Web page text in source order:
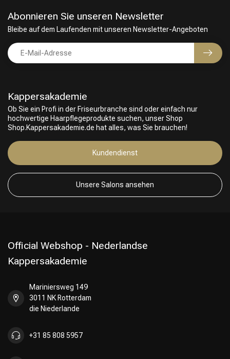
Kappersakademie
Ob Sie ein Profi in der Friseurbranche sind oder einfach nur
hochwertige Haarpflegeprodukte suchen, unser Shop
Shop.Kappersakademie.de hat alles, was Sie brauchen!
Kundendienst
Unsere Salons ansehen
Abonnieren Sie unseren Newsletter
Bleibe auf dem Laufenden mit unseren Newsletter-Angeboten
Official Webshop - Nederlandse
Kappersakademie
Mariniersweg 149
3011 NK Rotterdam
die Niederlande
+31 85 808 5957